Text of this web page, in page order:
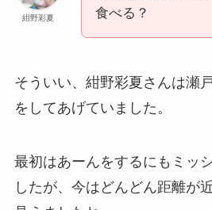
紺野彩夏
食べる？
そういい、紺野彩夏さんは瀬
をしてあげていました。
最初はあーんをするにもミッ
したが、今はどんどん距離が